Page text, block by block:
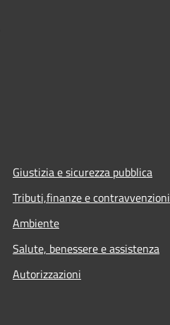
Giustizia e sicurezza pubblica
Tributi,finanze e contravvenzioni
Ambiente
Salute, benessere e assistenza
Autorizzazioni